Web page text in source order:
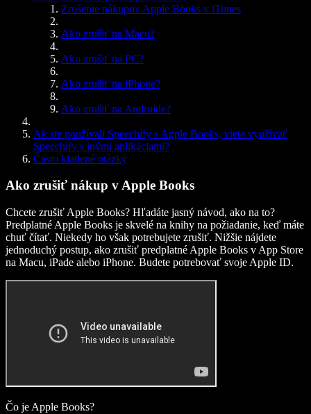
Zrušenie nákupov Apple Books v iTunes
Ako zrušiť na Macu?
Ako zrušiť na PC?
Ako zrušiť na iPhone?
Ako zrušiť na Androide?
Ak ste používali Speechify s Apple Books, viete využívať
Speechify s inými aplikáciami?
Často kladené otázky
Ako zrušiť nákup v Apple Books
Chcete zrušiť Apple Books? Hľadáte jasný návod, ako na to?
Predplatné Apple Books je skvelé na knihy na požiadanie, keď máte
chuť čítať. Niekedy ho však potrebujete zrušiť. Nižšie nájdete
jednoduchý postup, ako zrušiť predplatné Apple Books v App Store
na Macu, iPade alebo iPhone. Budete potrebovať svoje Apple ID.
Čo je Apple Books?